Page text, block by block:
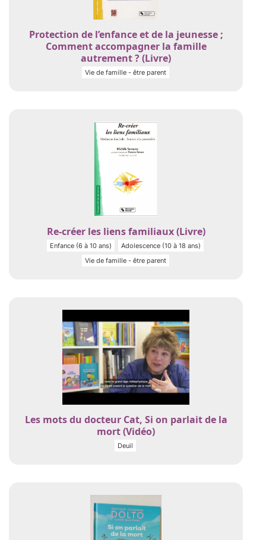
Protection de l’enfance et de la jeunesse ;
Comment accompagner la famille
autrement ? (Livre)
Vie de famille - être parent
Re-créer les liens familiaux (Livre)
Enfance (6 à 10 ans)
Adolescence (10 à 18 ans)
Vie de famille - être parent
Les mots du docteur Cat, Si on parlait de la
mort (Vidéo)
Deuil